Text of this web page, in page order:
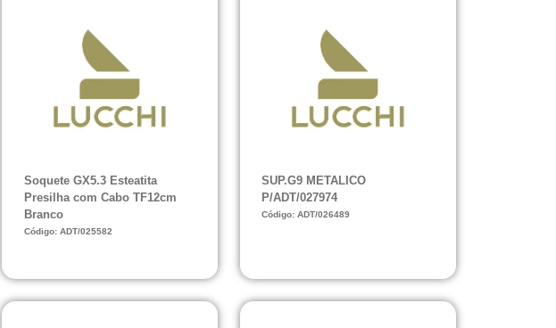
Soquete GX5.3 Esteatita
Presilha com Cabo TF12cm
Branco
Código: ADT/025582
SUP.G9 METALICO
P/ADT/027974
Código: ADT/026489